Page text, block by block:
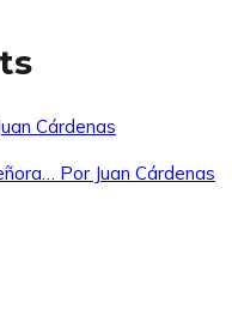
Cárdenas
Por Juan Cárdenas